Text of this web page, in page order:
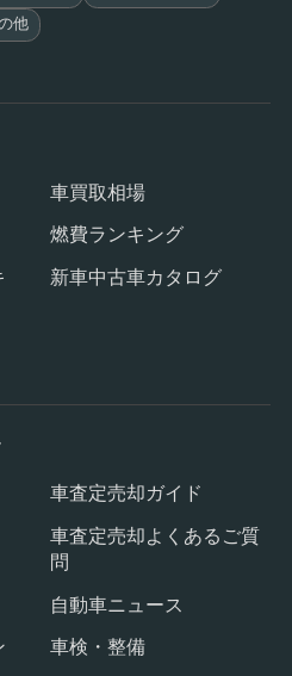
他
車買取相場
燃費ランキング
新車中古車カタログ
車査定売却ガイド
車査定売却よくあるご質
問
自動車ニュース
車検・整備